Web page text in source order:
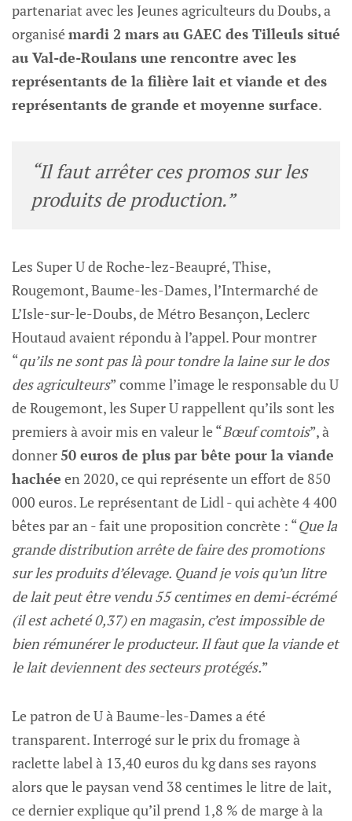
partenariat avec les Jeunes agriculteurs du Doubs, a
organisémardi 2 mars au GAEC des Tilleuls situé
au Val-de-Roulans une rencontre avec les
représentants de la filière lait et viande et des
représentants de grande et moyenne surface.
“Il faut arrêter ces promos sur les
produits de production.”
Les Super U de Roche-lez-Beaupré, Thise,
Rougemont, Baume-les-Dames, l’Intermarché de
L’Isle-sur-le-Doubs, de Métro Besançon, Leclerc
Houtaud avaient répondu à l’appel. Pour montrer
“qu’ils ne sont pas là pour tondre la laine sur le dos
des agriculteurs” comme l’image le responsable du U
de Rougemont, les Super U rappellent qu’ils sont les
premiers à avoir mis en valeur le “Bœuf comtois”, à
donner 50 euros de plus par bête pour la viande
hachée en 2020, ce qui représente un effort de 850
000 euros. Le représentant de Lidl - qui achète 4 400
bêtes par an - fait une proposition concrète : “Que la
grande distribution arrête de faire des promotions
sur les produits d’élevage. Quand je vois qu’un litre
de lait peut être vendu 55 centimes en demi-écrémé
(il est acheté 0,37) en magasin, c’est impossible de
bien rémunérer le producteur. Il faut que la viande et
le lait deviennent des secteurs protégés.”
Le patron de U à Baume-les-Dames a été
transparent. Interrogé sur le prix du fromage à
raclette label à 13,40 euros du kg dans ses rayons
alors que le paysan vend 38 centimes le litre de lait,
ce dernier explique qu’il prend 1,8 % de marge à la